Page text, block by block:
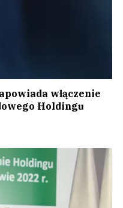
włączenie
Holdingu